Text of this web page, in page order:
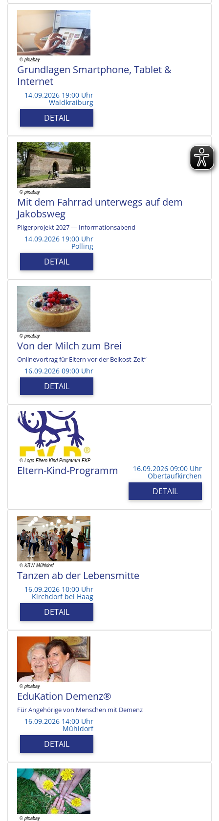
Grundlagen Smartphone, Tablet &
Internet
14.09.2026 19:00 Uhr
Waldkraiburg
DETAIL
Mit dem Fahrrad unterwegs auf dem
Jakobsweg
Pilgerprojekt 2027 — Informationsabend
14.09.2026 19:00 Uhr
Polling
DETAIL
Von der Milch zum Brei
Onlinevortrag für Eltern vor der Beikost-Zeit“
16.09.2026 09:00 Uhr
DETAIL
Eltern-Kind-Programm 16.09.2026 09:00 Uhr
Obertaufkirchen
DETAIL
Tanzen ab der Lebensmitte
16.09.2026 10:00 Uhr
Kirchdorf bei Haag
DETAIL
EduKation Demenz®
Für Angehörige von Menschen mit Demenz
16.09.2026 14:00 Uhr
Mühldorf
DETAIL